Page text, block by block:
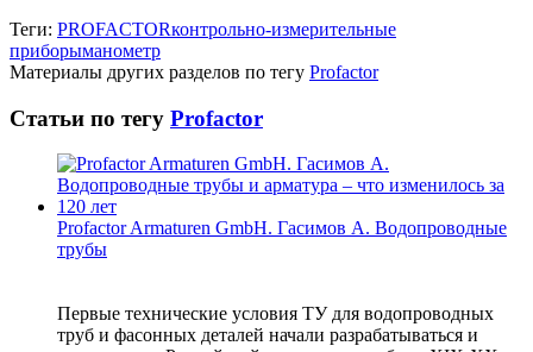
Теги: PROFACTORконтрольно-измерительные
приборыманометр
Материалы других разделов по тегу Profactor
Статьи по тегу Profactor
Profactor Armaturen GmbH. Гасимов А. Водопроводные
трубы
Первые технические условия ТУ для водопроводных
труб и фасонных деталей начали разрабатываться и